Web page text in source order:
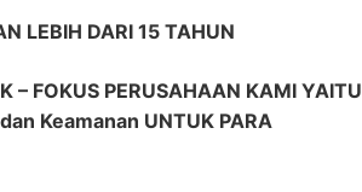
LEBIH DARI 15 TAHUN
– FOKUS PERUSAHAAN KAMI YAITU
Keamanan UNTUK PARA